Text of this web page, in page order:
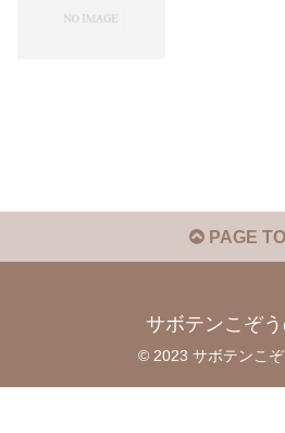
PAGE
サボテンこぞ
© 2023 サボテンこぞ